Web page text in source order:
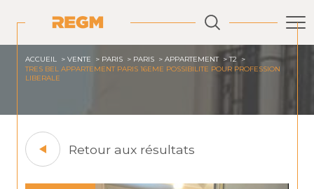
ACCUEIL VENTE PARIS PARIS APPARTEMENT
T2
TRES BEL APPARTEMENT PARIS 16EME POSSIBILITE POUR PROFESSION
LIBERALE
Retour aux résultats